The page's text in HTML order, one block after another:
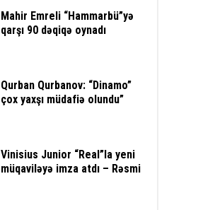
Mahir Emreli “Hammarbü”yə
qarşı 90 dəqiqə oynadı
Qurban Qurbanov: “Dinamo”
çox yaxşı müdafiə olundu”
Vinisius Junior “Real”la yeni
müqaviləyə imza atdı – Rəsmi